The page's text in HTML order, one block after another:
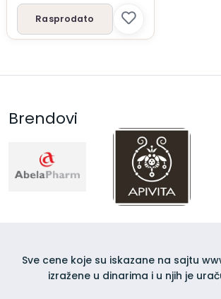
Rasprodato
Brendovi
Sve cene koje su iskazane na sajtu
izražene u dinarima i u njih je